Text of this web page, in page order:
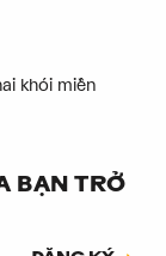
khói miền
BẠN TRỞ